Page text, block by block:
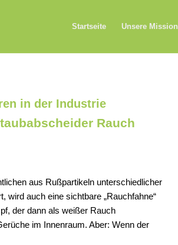
Startseite Unsere Mission
in der Industrie
Rauch
aus Rußpartikeln unterschiedlicher
wird auch eine sichtbare „Rauchfahne“
der dann als weißer Rauch
im Innenraum. Aber: Wenn der